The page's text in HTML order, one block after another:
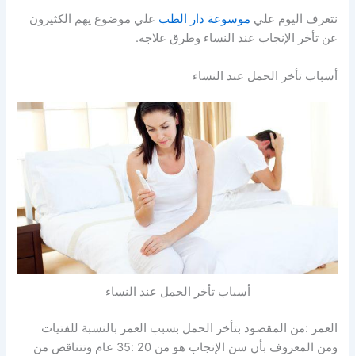
نتعرف اليوم علي موسوعة دار الطب علي موضوع يهم الكثيرون
عن تأخر الإنجاب عند النساء وطرق علاجه.
أسباب تأخر الحمل عند النساء
أسباب تأخر الحمل عند النساء
العمر :من المقصود بتأخر الحمل بسبب العمر بالنسبة للفتيات
ومن المعروف بأن سن الإنجاب هو من 20 :35 عام وتتناقص من